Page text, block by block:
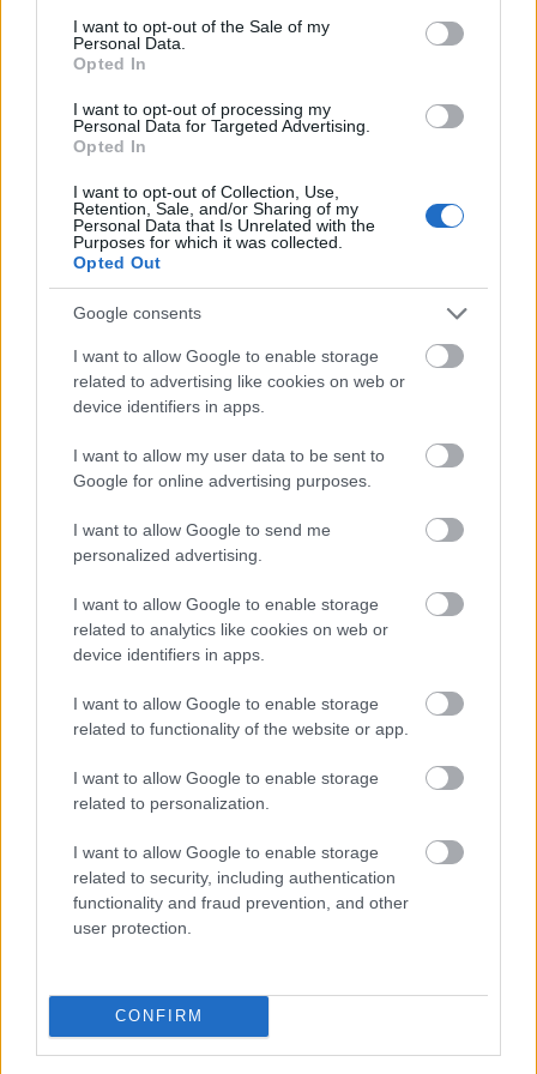
consent section.
I want to opt-out of the Sale of my
Personal Data.
Opted In
I want to opt-out of processing my
Personal Data for Targeted Advertising.
Opted In
I want to opt-out of Collection, Use,
Retention, Sale, and/or Sharing of my
Personal Data that Is Unrelated with the
Purposes for which it was collected.
Opted Out
Google consents
I want to allow Google to enable storage
related to advertising like cookies on web or
device identifiers in apps.
I want to allow my user data to be sent to
Google for online advertising purposes.
I want to allow Google to send me
personalized advertising.
I want to allow Google to enable storage
related to analytics like cookies on web or
device identifiers in apps.
I want to allow Google to enable storage
related to functionality of the website or app.
I want to allow Google to enable storage
related to personalization.
I want to allow Google to enable storage
related to security, including authentication
functionality and fraud prevention, and other
user protection.
CONFIRM
Megosztás
Küldés
Itt állíthatod be
, hogy a Google
keresőben könnyebben megtaláld a
glamour.hu cikkeit
KISFILM